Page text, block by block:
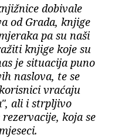
dobivale
od Grada, knjige
pa su naši
knjige koje su
je situacija puno
naslova, te se
vraćaju
ali i strpljivo
koja se